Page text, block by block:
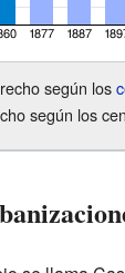
según los
según los